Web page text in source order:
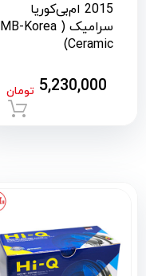
2015 ام‌بی‌کوریا
سرامیک ( MB-Korea
Ceramic)
5,230,000 تومان